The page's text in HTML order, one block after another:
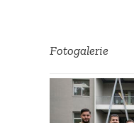
Fotoga­lerie